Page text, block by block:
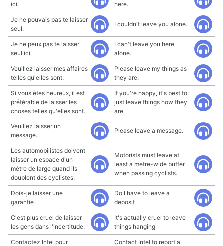
ici.
here.
Je ne pouvais pas te laisser
seul.
I couldn't leave you alone.
Je ne peux pas te laisser
seul ici.
I can't leave you here
alone.
Veuillez laisser mes affaires
telles qu'elles sont.
Please leave my things as
they are.
Si vous êtes heureux, il est
préférable de laisser les
choses telles qu'elles sont.
If you're happy, it's best to
just leave things how they
are.
Veuillez laisser un
message.
Please leave a message.
Les automobilistes doivent
laisser un espace d'un
mètre de large quand ils
doublent des cyclistes.
Motorists must leave at
least a metre-wide buffer
when passing cyclists.
Dois-je laisser une
garantie
Do I have to leave a
deposit
C'est plus cruel de laisser
les gens dans l'incertitude.
It's actually cruel to leave
things hanging
Contactez Intel pour
Contact Intel to report a